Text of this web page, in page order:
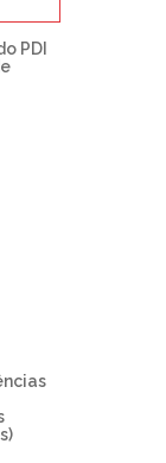
PDI